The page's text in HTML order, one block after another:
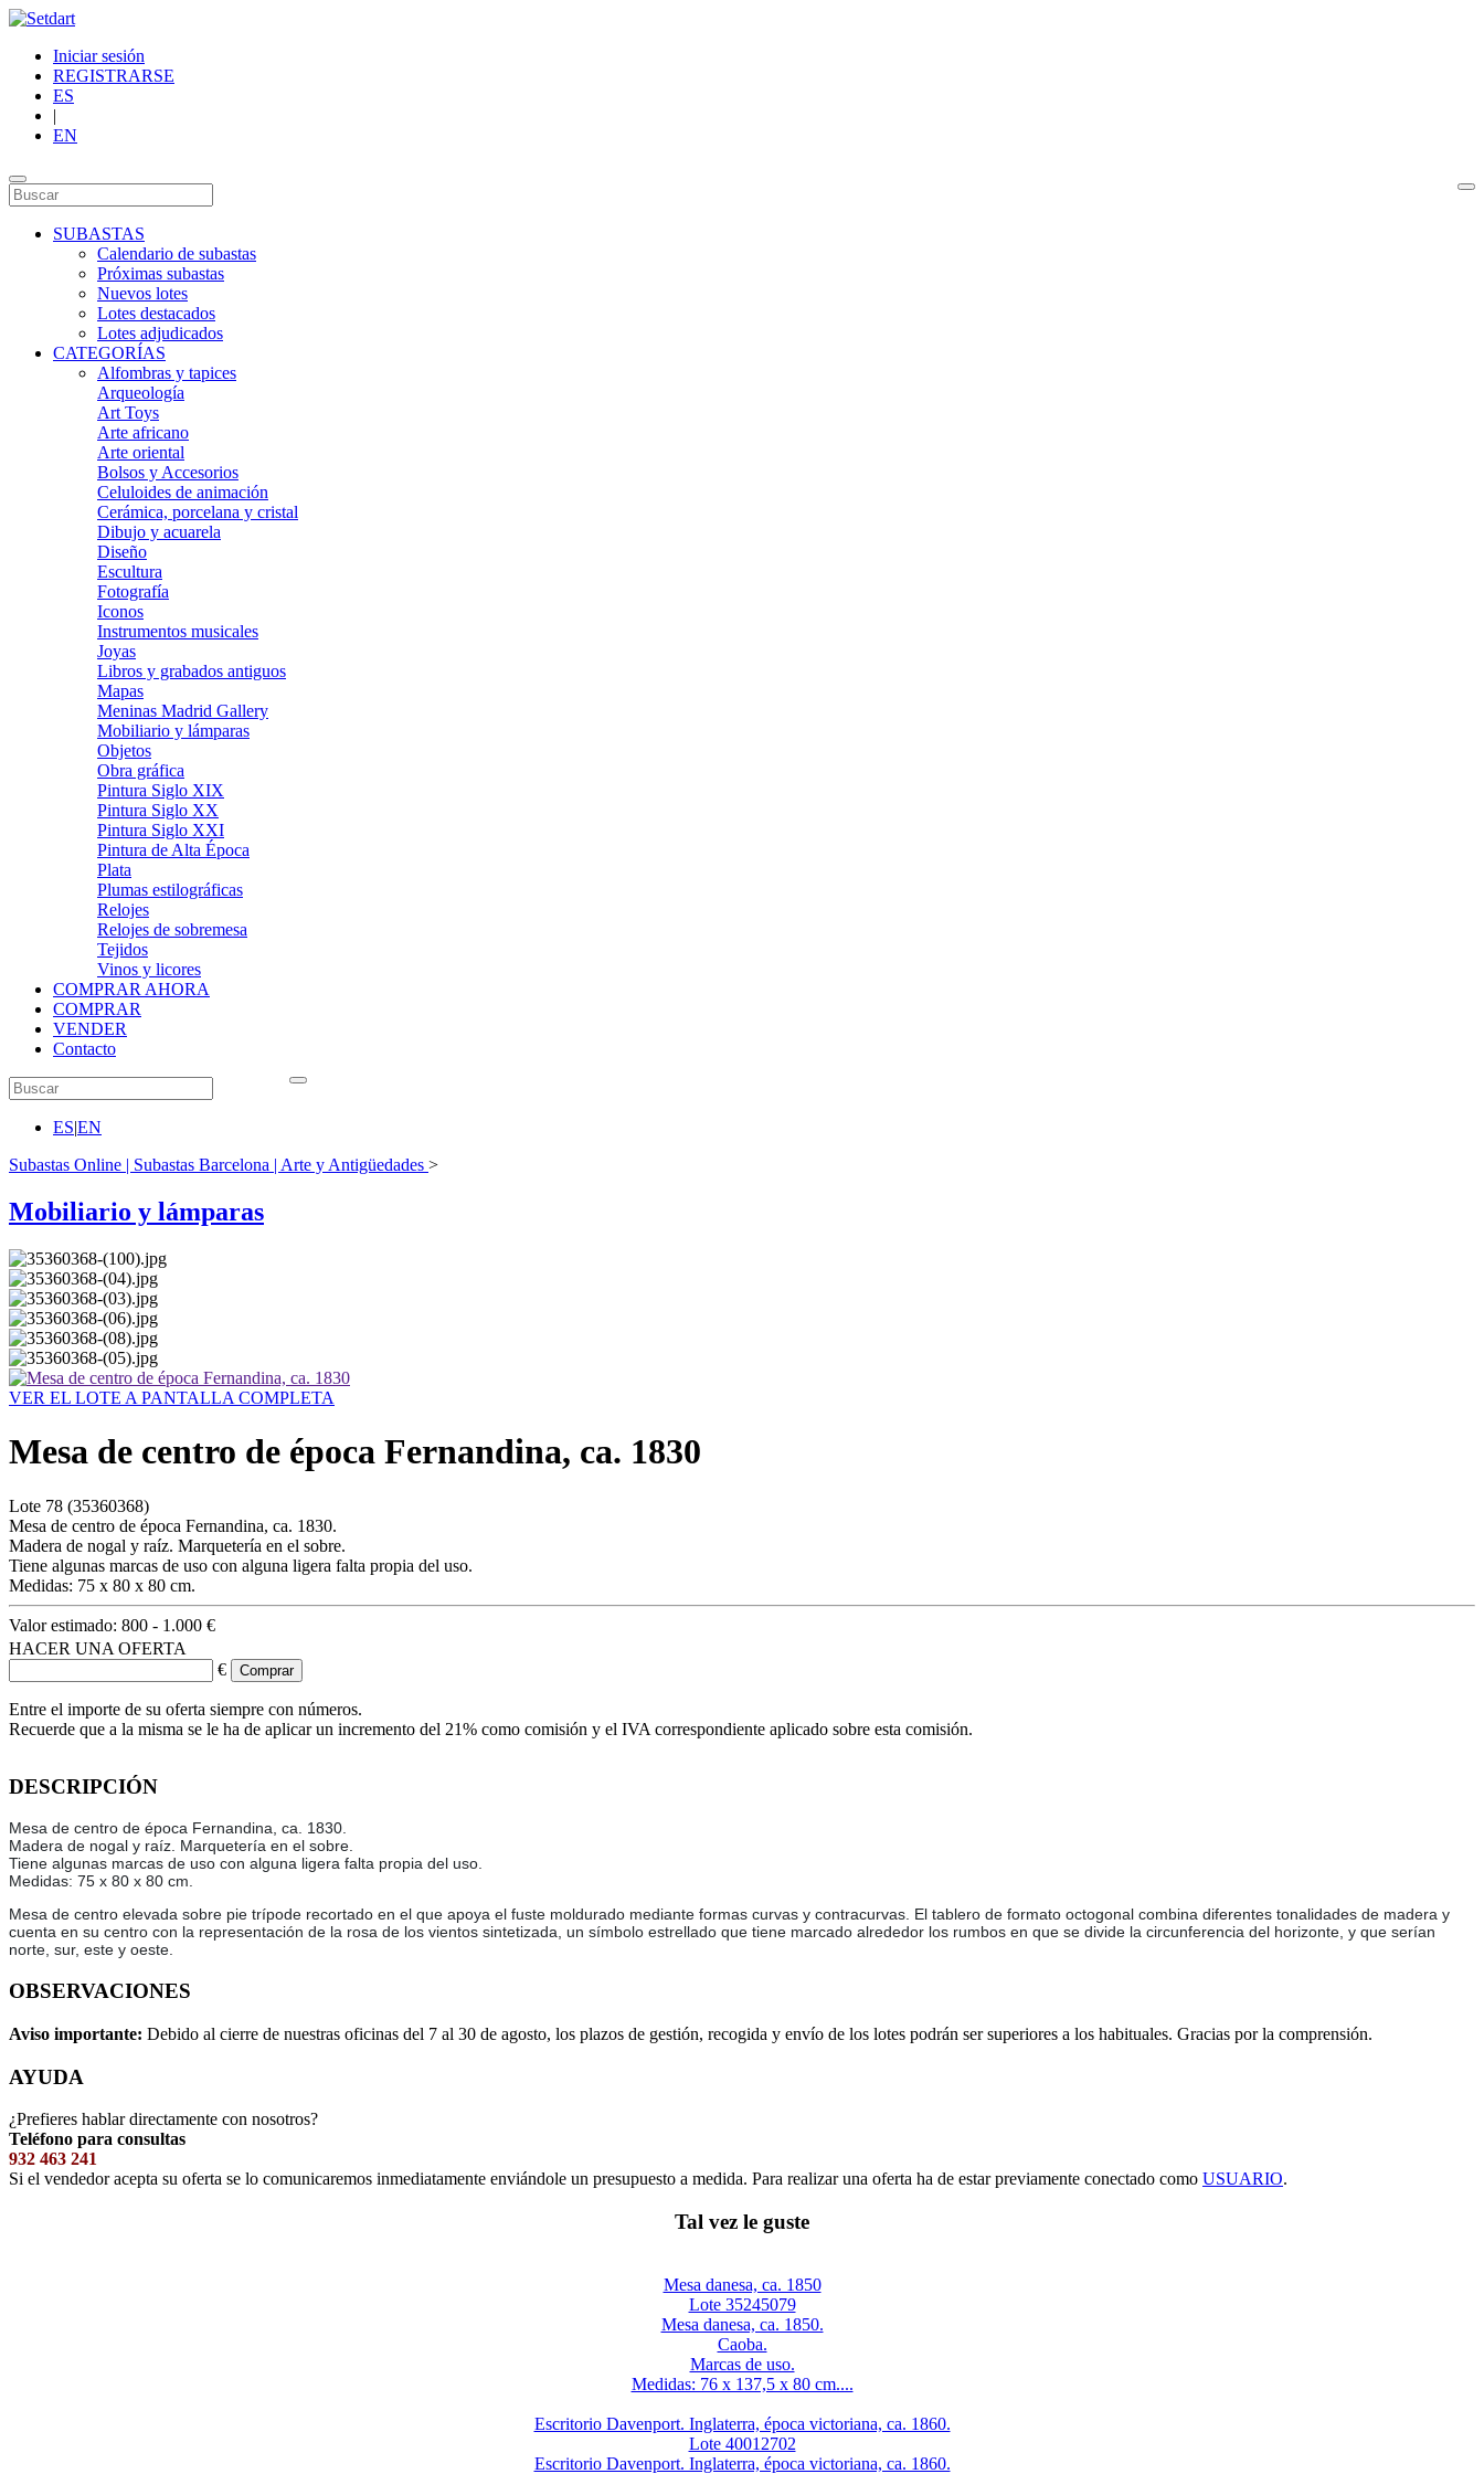
Iniciar sesión
REGISTRARSE
ES
|
EN
SUBASTAS
Calendario de subastas
Próximas subastas
Nuevos lotes
Lotes destacados
Lotes adjudicados
CATEGORÍAS
Alfombras y tapices
Arqueología
Art Toys
Arte africano
Arte oriental
Bolsos y Accesorios
Celuloides de animación
Cerámica, porcelana y cristal
Dibujo y acuarela
Diseño
Escultura
Fotografía
Iconos
Instrumentos musicales
Joyas
Libros y grabados antiguos
Mapas
Meninas Madrid Gallery
Mobiliario y lámparas
Objetos
Obra gráfica
Pintura Siglo XIX
Pintura Siglo XX
Pintura Siglo XXI
Pintura de Alta Época
Plata
Plumas estilográficas
Relojes
Relojes de sobremesa
Tejidos
Vinos y licores
COMPRAR AHORA
COMPRAR
VENDER
Contacto
ES|EN
Subastas Online | Subastas Barcelona | Arte y Antigüedades >
Mobiliario y lámparas
VER EL LOTE A PANTALLA COMPLETA
Mesa de centro de época Fernandina, ca. 1830
Lote 78 (35360368)
Mesa de centro de época Fernandina, ca. 1830.
Madera de nogal y raíz. Marquetería en el sobre.
Tiene algunas marcas de uso con alguna ligera falta propia del uso.
Medidas: 75 x 80 x 80 cm.
Valor estimado: 800 - 1.000 €
HACER UNA OFERTA
€
Entre el importe de su oferta siempre con números.
Recuerde que a la misma se le ha de aplicar un incremento del 21% como comisión y el IVA correspondiente aplicado sobre esta comisión.
DESCRIPCIÓN
Mesa de centro de época Fernandina, ca. 1830.
Madera de nogal y raíz. Marquetería en el sobre.
Tiene algunas marcas de uso con alguna ligera falta propia del uso.
Medidas: 75 x 80 x 80 cm.
Mesa de centro elevada sobre pie trípode recortado en el que apoya el fuste moldurado mediante formas curvas y contracurvas. El tablero de formato octogonal combina diferentes tonalidades de madera y
cuenta en su centro con la representación de la rosa de los vientos sintetizada, un símbolo estrellado que tiene marcado alrededor los rumbos en que se divide la circunferencia del horizonte, y que serían
norte, sur, este y oeste.
OBSERVACIONES
Aviso importante: Debido al cierre de nuestras oficinas del 7 al 30 de agosto, los plazos de gestión, recogida y envío de los lotes podrán ser superiores a los habituales. Gracias por la comprensión.
AYUDA
¿Prefieres hablar directamente con nosotros?
Teléfono para consultas
932 463 241
Si el vendedor acepta su oferta se lo comunicaremos inmediatamente enviándole un presupuesto a medida. Para realizar una oferta ha de estar previamente conectado como USUARIO.
Tal vez le guste
Mesa danesa, ca. 1850
Lote 35245079
Mesa danesa, ca. 1850.
Caoba.
Marcas de uso.
Medidas: 76 x 137,5 x 80 cm....
Escritorio Davenport. Inglaterra, época victoriana, ca. 1860.
Lote 40012702
Escritorio Davenport. Inglaterra, época victoriana, ca. 1860.